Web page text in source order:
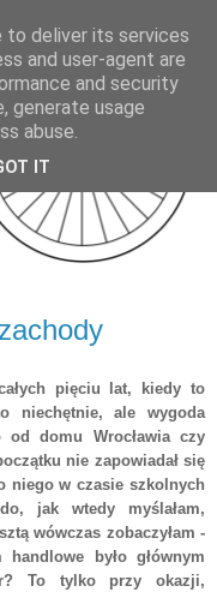
pięciu lat, kiedy to
niechętnie, ale wygoda
od domu Wrocławia czy
nie zapowiadał się
niego w czasie szkolnych
jak wtedy myślałam,
wówczas zobaczyłam -
było głównym
To tylko przy okazji,
to deliver its services
and user-agent are
and security
generate usage
abuse.
IT